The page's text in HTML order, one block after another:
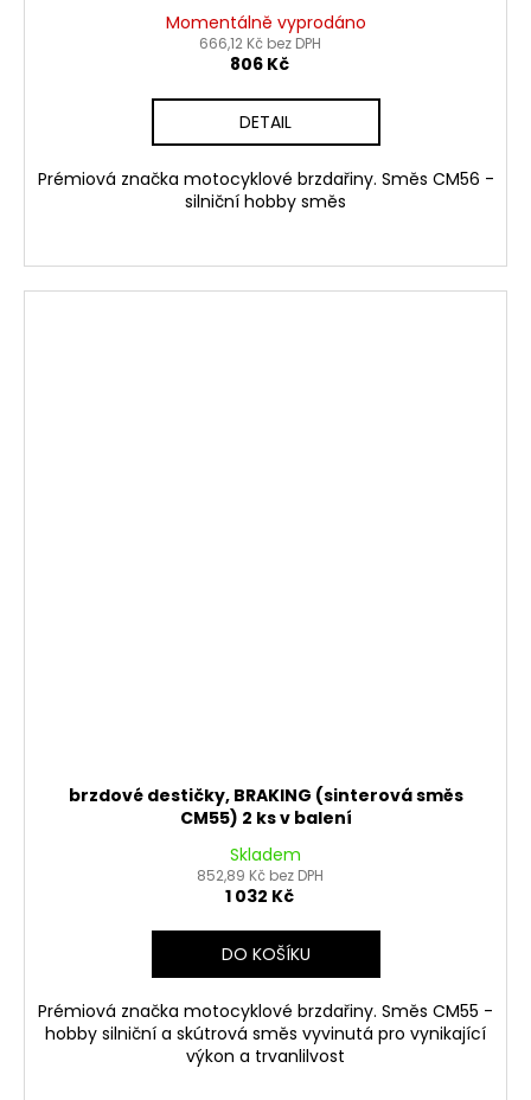
Momentálně vyprodáno
666,12 Kč bez DPH
806 Kč
DETAIL
Prémiová značka motocyklové brzdařiny. Směs CM56 -
silniční hobby směs
brzdové destičky, BRAKING (sinterová směs
CM55) 2 ks v balení
Skladem
852,89 Kč bez DPH
1 032 Kč
DO KOŠÍKU
Prémiová značka motocyklové brzdařiny. Směs CM55 -
hobby silniční a skútrová směs vyvinutá pro vynikající
výkon a trvanlilvost